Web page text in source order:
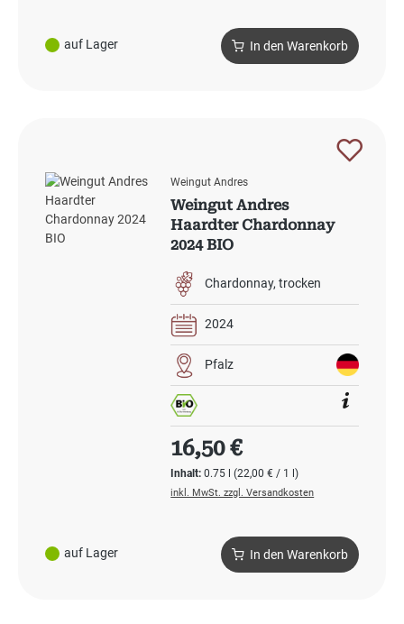
auf Lager In den Warenkorb
auf Lager
Weingut Andres
Weingut Andres
Haardter Chardonnay
2024 BIO
Chardonnay trocken
2024
Pfalz
Inhalt:0.75 l(22,00 € / 1 l)
Regulärer Preis:
16,50 €
inkl. MwSt. zzgl. Versandkosten
In den Warenkorb